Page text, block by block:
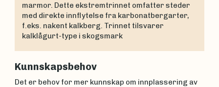
marmor. Dette ekstremtrinnet omfatter steder
med direkte innflytelse fra karbonatbergarter,
f.eks. nakent kalkberg. Trinnet tilsvarer
kalklågurt-type i skogsmark
Kunnskapsbehov
Det er behov for mer kunnskap om innplassering av